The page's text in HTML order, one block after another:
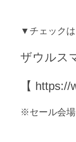
▼チェック
ザウルス
【 https://
※セール会場